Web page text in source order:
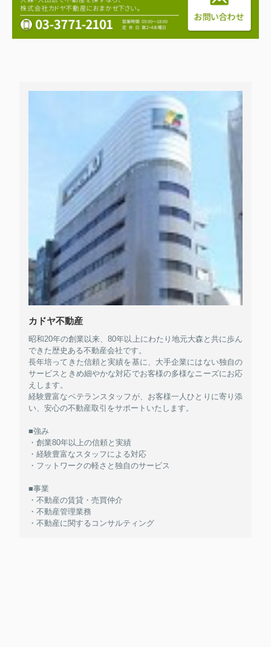
カドヤ不動産
昭和20年の創業以来、80年以上にわたり地元大森と共に歩ん
できた歴史ある不動産会社です。
長年培ってきた信頼と実績を基に、大手企業にはない独自の
サービスときめ細やかな対応でお客様の多様なニーズにお応
えします。
経験豊富なベテランスタッフが、お客様一人ひとりに寄り添
い、安心の不動産取引をサポートいたします。
■強み
・創業80年以上の信頼と実績
・経験豊富なスタッフによる対応
・フットワークの軽さと独自のサービス
■事業
・不動産の賃貸・売買仲介
・不動産管理業務
・不動産に関するコンサルティング